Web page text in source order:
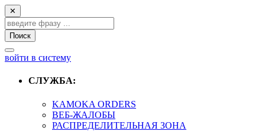
✕
Поиск
войти в систему
СЛУЖБА:
KAMOKA ORDERS
ВЕБ-ЖАЛОБЫ
РАСПРЕДЕЛИТЕЛЬНАЯ ЗОНА